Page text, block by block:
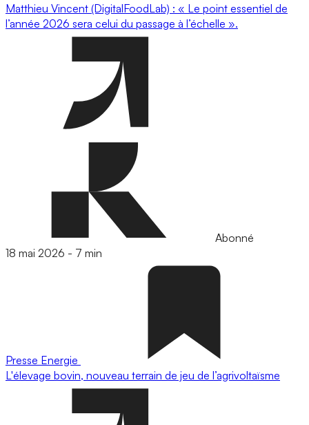
Matthieu Vincent (DigitalFoodLab) : « Le point essentiel de
l’année 2026 sera celui du passage à l’échelle ».
Abonné
18 mai 2026 - 7 min
Presse Energie
L'élevage bovin, nouveau terrain de jeu de l’agrivoltaïsme